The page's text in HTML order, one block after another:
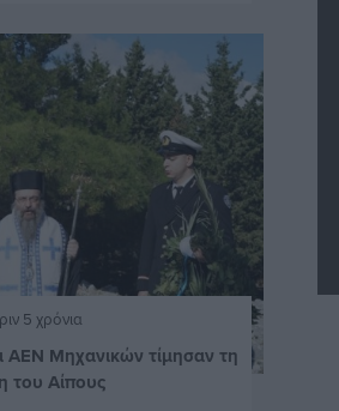
5 χρόνια
ΑΕΝ Μηχανικών τίμησαν τη
του Αίπους